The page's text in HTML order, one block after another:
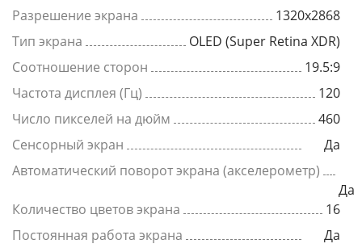
Разрешение экрана
1320x2868
Тип экрана
OLED (Super Retina XDR)
Соотношение сторон
19.5:9
Частота дисплея (Гц)
120
Число пикселей на дюйм
460
Сенсорный экран
Да
Автоматический поворот экрана (акселерометр)
Да
Количество цветов экрана
16
Постоянная работа экрана
Да